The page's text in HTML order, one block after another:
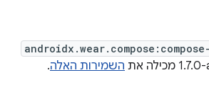
השמירות האלה.